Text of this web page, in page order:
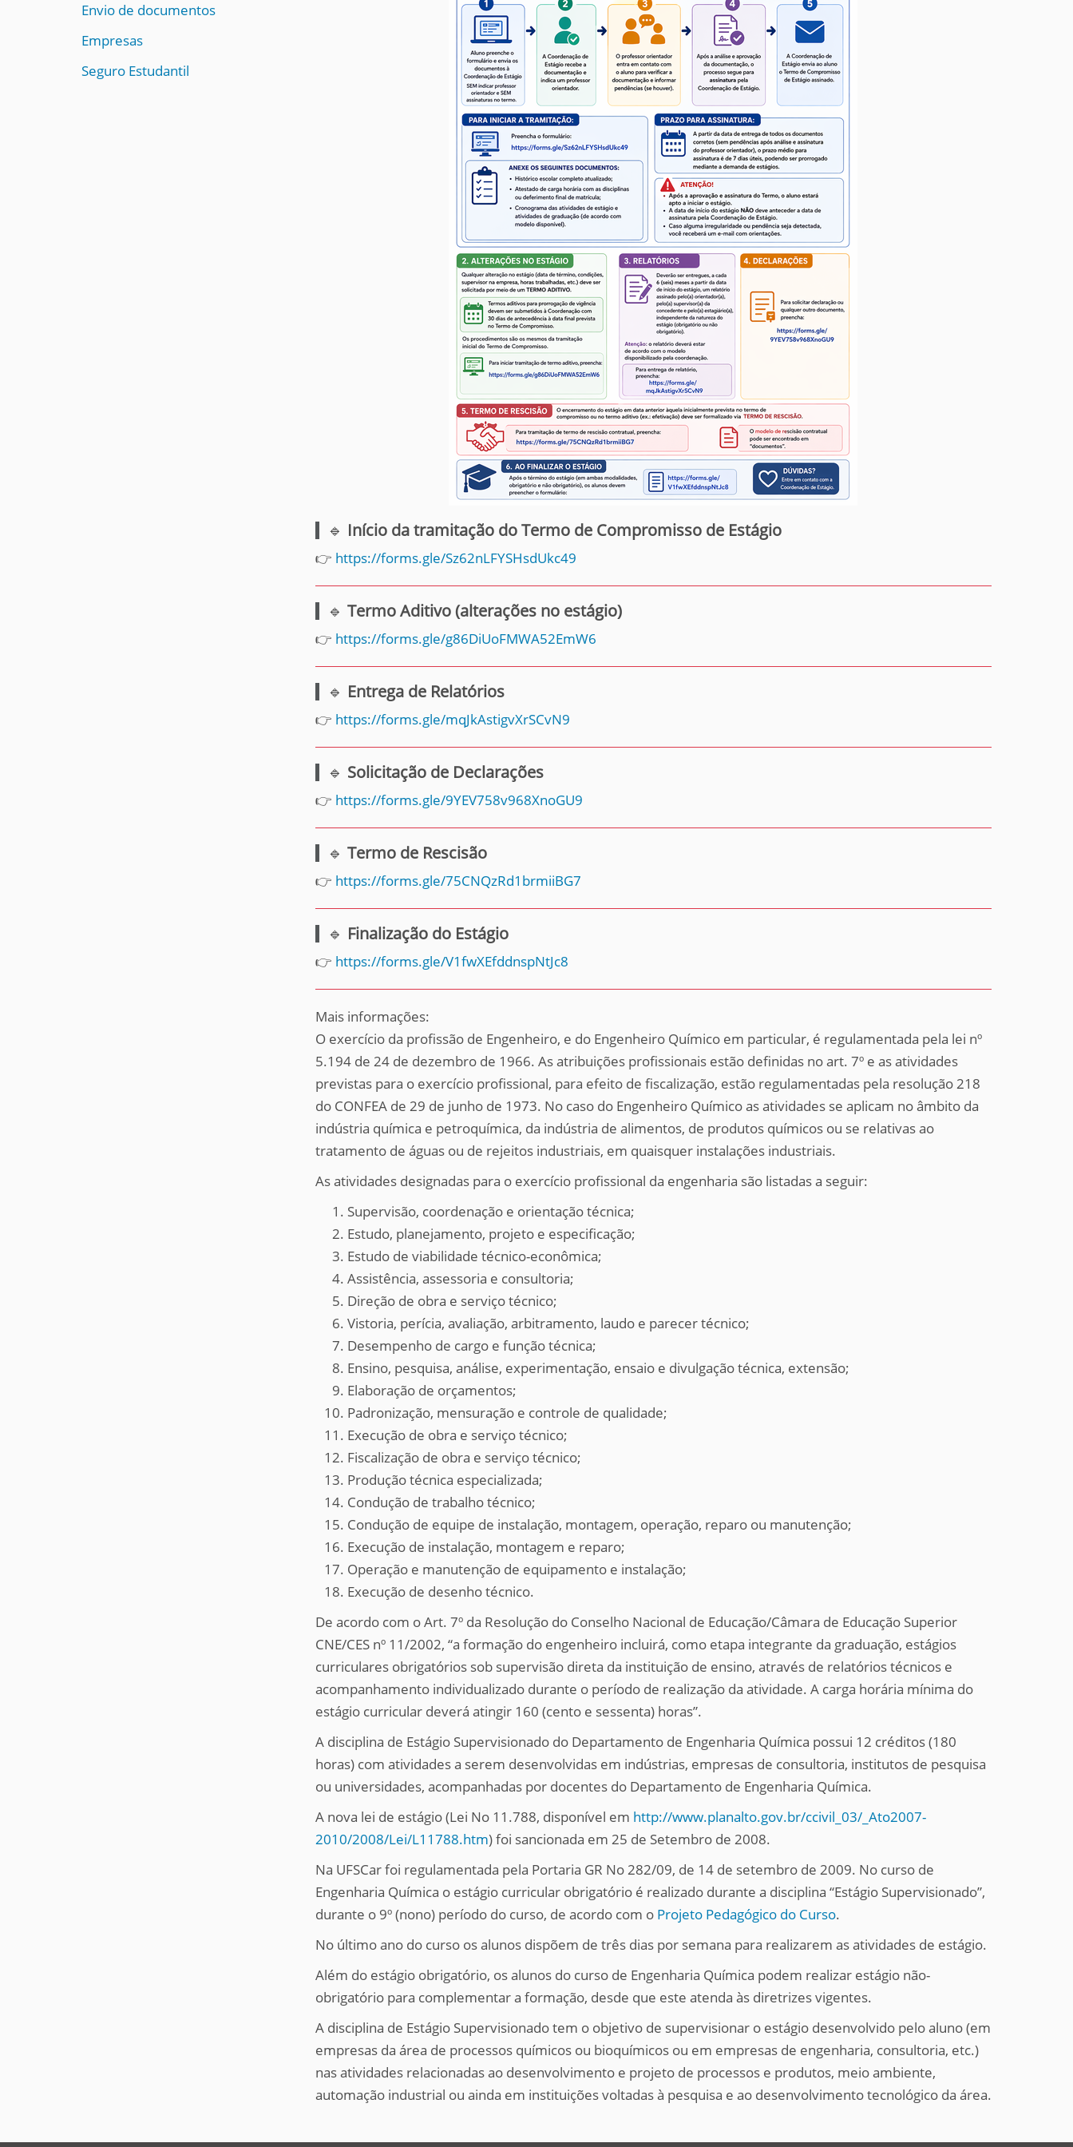
:Envio de documentos
Empresas
Seguro Estudantil
🔹 Início da tramitação do Termo de Compromisso de Estágio
👉 https://forms.gle/Sz62nLFYSHsdUkc49
🔹 Termo Aditivo (alterações no estágio)
👉 https://forms.gle/g86DiUoFMWA52EmW6
🔹 Entrega de Relatórios
👉 https://forms.gle/mqJkAstigvXrSCvN9
🔹 Solicitação de Declarações
👉 https://forms.gle/9YEV758v968XnoGU9
🔹 Termo de Rescisão
👉 https://forms.gle/75CNQzRd1brmiiBG7
🔹 Finalização do Estágio
👉 https://forms.gle/V1fwXEfddnspNtJc8
Mais informações:
O exercício da profissão de Engenheiro, e do Engenheiro Químico em particular, é regulamentada pela lei nº
5.194 de 24 de dezembro de 1966. As atribuições profissionais estão definidas no art. 7º e as atividades
previstas para o exercício profissional, para efeito de fiscalização, estão regulamentadas pela resolução 218
do CONFEA de 29 de junho de 1973. No caso do Engenheiro Químico as atividades se aplicam no âmbito da
indústria química e petroquímica, da indústria de alimentos, de produtos químicos ou se relativas ao
tratamento de águas ou de rejeitos industriais, em quaisquer instalações industriais.
As atividades designadas para o exercício profissional da engenharia são listadas a seguir:
Supervisão, coordenação e orientação técnica;
Estudo, planejamento, projeto e especificação;
Estudo de viabilidade técnico-econômica;
Assistência, assessoria e consultoria;
Direção de obra e serviço técnico;
Vistoria, perícia, avaliação, arbitramento, laudo e parecer técnico;
Desempenho de cargo e função técnica;
Ensino, pesquisa, análise, experimentação, ensaio e divulgação técnica, extensão;
Elaboração de orçamentos;
Padronização, mensuração e controle de qualidade;
Execução de obra e serviço técnico;
Fiscalização de obra e serviço técnico;
Produção técnica especializada;
Condução de trabalho técnico;
Condução de equipe de instalação, montagem, operação, reparo ou manutenção;
Execução de instalação, montagem e reparo;
Operação e manutenção de equipamento e instalação;
Execução de desenho técnico.
De acordo com o Art. 7º da Resolução do Conselho Nacional de Educação/Câmara de Educação Superior
CNE/CES nº 11/2002, “a formação do engenheiro incluirá, como etapa integrante da graduação, estágios
curriculares obrigatórios sob supervisão direta da instituição de ensino, através de relatórios técnicos e
acompanhamento individualizado durante o período de realização da atividade. A carga horária mínima do
estágio curricular deverá atingir 160 (cento e sessenta) horas”.
A disciplina de Estágio Supervisionado do Departamento de Engenharia Química possui 12 créditos (180
horas) com atividades a serem desenvolvidas em indústrias, empresas de consultoria, institutos de pesquisa
ou universidades, acompanhadas por docentes do Departamento de Engenharia Química.
A nova lei de estágio (Lei No 11.788, disponível em http://www.planalto.gov.br/ccivil_03/_Ato2007-
2010/2008/Lei/L11788.htm) foi sancionada em 25 de Setembro de 2008.
Na UFSCar foi regulamentada pela Portaria GR No 282/09, de 14 de setembro de 2009. No curso de
Engenharia Química o estágio curricular obrigatório é realizado durante a disciplina “Estágio Supervisionado”,
durante o 9º (nono) período do curso, de acordo com o Projeto Pedagógico do Curso.
No último ano do curso os alunos dispõem de três dias por semana para realizarem as atividades de estágio.
Além do estágio obrigatório, os alunos do curso de Engenharia Química podem realizar estágio não-
obrigatório para complementar a formação, desde que este atenda às diretrizes vigentes.
A disciplina de Estágio Supervisionado tem o objetivo de supervisionar o estágio desenvolvido pelo aluno (em
empresas da área de processos químicos ou bioquímicos ou em empresas de engenharia, consultoria, etc.)
nas atividades relacionadas ao desenvolvimento e projeto de processos e produtos, meio ambiente,
automação industrial ou ainda em instituições voltadas à pesquisa e ao desenvolvimento tecnológico da área.